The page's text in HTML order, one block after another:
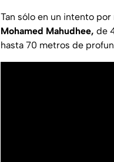
Tan sólo en un intento
Mohamed Mahudhee, de
hasta 70 metros de